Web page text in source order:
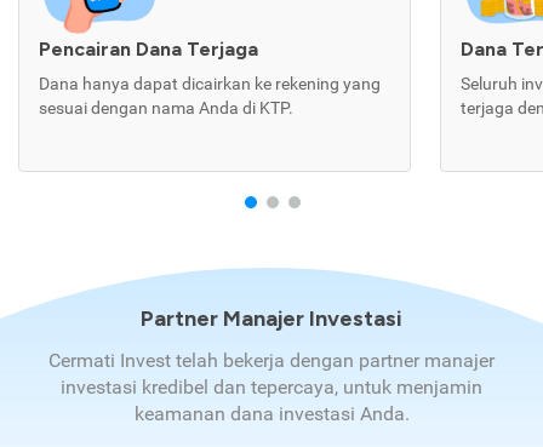
Pencairan Dana Terjaga
Dana hanya dapat dicairkan ke rekening yang
sesuai dengan nama Anda di KTP.
Dana
Seluruh
terjaga
Partner Manajer Investasi
Cermati Invest telah bekerja dengan partner manajer
investasi kredibel dan tepercaya, untuk menjamin
keamanan dana investasi Anda.